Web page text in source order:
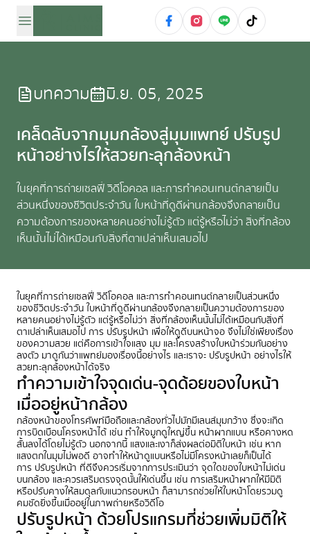
บทความ
มิ.ย. 05, 2025
เคล็ดลับจากมุมกล้องสู่มุมแพทย์ ปรับรูป
หน้าอย่างไรให้สวยทะลุกล้องหน้า
ในยุคที่การถ่ายเซลฟี่ วิดีโอคอล และการทำคอนเทนต์กลายเป็น
ส่วนหนึ่งของชีวิตประจำวัน ใบหน้าที่ดูดีผ่านกล้องจึงกลายเป็น
ความต้องการของหลายคนอย่างไม่รู้ตัว แต่รู้หรือไม่ว่า สิ่งที่กล้อง
เห็นนั้นไม่ได้เหมือนกับสิ่งที่ตาเปล่าเห็นเสมอไป
ในยุคที่การถ่ายเซลฟี่ วิดีโอคอล และการทำคอนเทนต์กลายเป็นส่วนหนึ่ง
ของชีวิตประจำวัน ใบหน้าที่ดูดีผ่านกล้องจึงกลายเป็นความต้องการของ
หลายคนอย่างไม่รู้ตัว แต่รู้หรือไม่ว่า สิ่งที่กล้องเห็นนั้นไม่ได้เหมือนกับสิ่งที่
ตาเปล่าเห็นเสมอไป การ ปรับรูปหน้า เพื่อให้ดูดีบนหน้าจอ จึงไม่ใช่เพียงเรื่อง
ของความสวย แต่คือการเข้าใจแสง มุม และโครงสร้างใบหน้าร่วมกันอย่าง
ลงตัว มาดูกันว่าแพทย์มองเรื่องนี้อย่างไร และเราจะ ปรับรูปหน้า อย่างไรให้
สวยทะลุกล้องหน้าได้จริง
ทำความเข้าใจจุดเด่น-จุดด้อยของใบหน้า
เมื่ออยู่หน้ากล้อง
กล้องหน้าของโทรศัพท์มือถือและกล้องทั่วไปมักมีเลนส์มุมกว้าง ซึ่งจะเกิด
การบิดเบือนโครงหน้าได้ เช่น ทำให้จมูกดูใหญ่ขึ้น หน้าผากแบน หรือคางหด
สั้นลงได้โดยไม่รู้ตัว นอกจากนี้ แสงและเงาก็ส่งผลต่อมิติใบหน้า เช่น หาก
แสงตกในมุมไม่พอดี อาจทำให้หน้าดูแบนหรือไม่มีโครงหน้าเลยก็เป็นได้
การ ปรับรูปหน้า ที่ดีจึงควรเริ่มจากการประเมินว่า จุดใดของใบหน้าไม่เด่น
บนกล้อง และควรเสริมตรงจุดนั้นให้เด่นขึ้น เช่น การเสริมหน้าผากให้มีมิติ
หรือปรับคางให้สมดุลกับแนวกรอบหน้า ก็สามารถช่วยให้ใบหน้าโดยรวมดู
คมชัดยิ่งขึ้นเมื่ออยู่ในภาพถ่ายหรือวิดีโอ
ปรับรูปหน้า ด้วยโปรแกรมที่ช่วยเพิ่มมิติให้